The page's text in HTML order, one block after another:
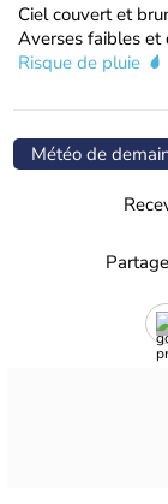
Ciel couvert et
Averses faibles et
Risque de pluie
Météo de